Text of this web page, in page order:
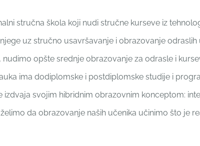
stručna škola koji nudi stručne kurseve iz
uz stručno usavršavanje i obrazovanje
opšte srednje obrazovanje za odrasle i
ima dodiplomske i postdiplomske studije i
izdvaja svojim hibridnim obrazovnim konceptom:
da obrazovanje naših učenika učinimo što je